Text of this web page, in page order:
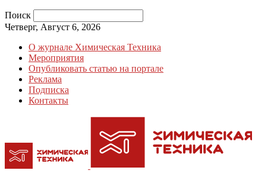
Поиск
Четверг, Август 6, 2026
О журнале Химическая Техника
Мероприятия
Опубликовать статью на портале
Реклама
Подписка
Контакты